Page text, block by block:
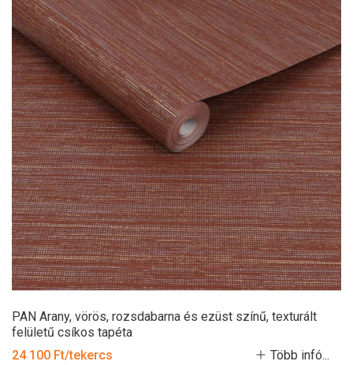
PAN Arany, vörös, rozsdabarna és ezüst színű, texturált
felületű csíkos tapéta
24 100 Ft/tekercs
Több infó...